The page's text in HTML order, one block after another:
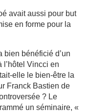
avait aussi pour but
en forme pour la
bien bénéficié d’un
l’hôtel Vincci en
elle le bien-être la
Franck Bastien de
? Le
un séminaire, «